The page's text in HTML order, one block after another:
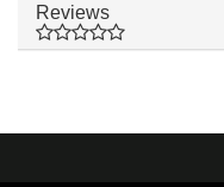
Reviews